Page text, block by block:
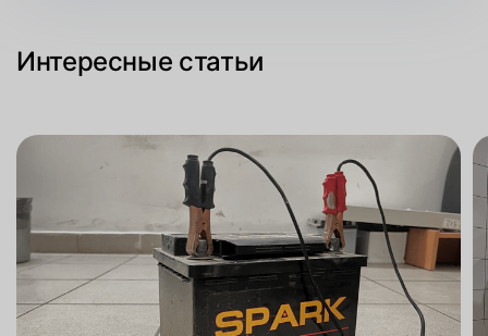
Интересные статьи